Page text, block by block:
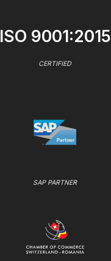
ISO 9001:2015
CERTIFIED
SAP PARTNER